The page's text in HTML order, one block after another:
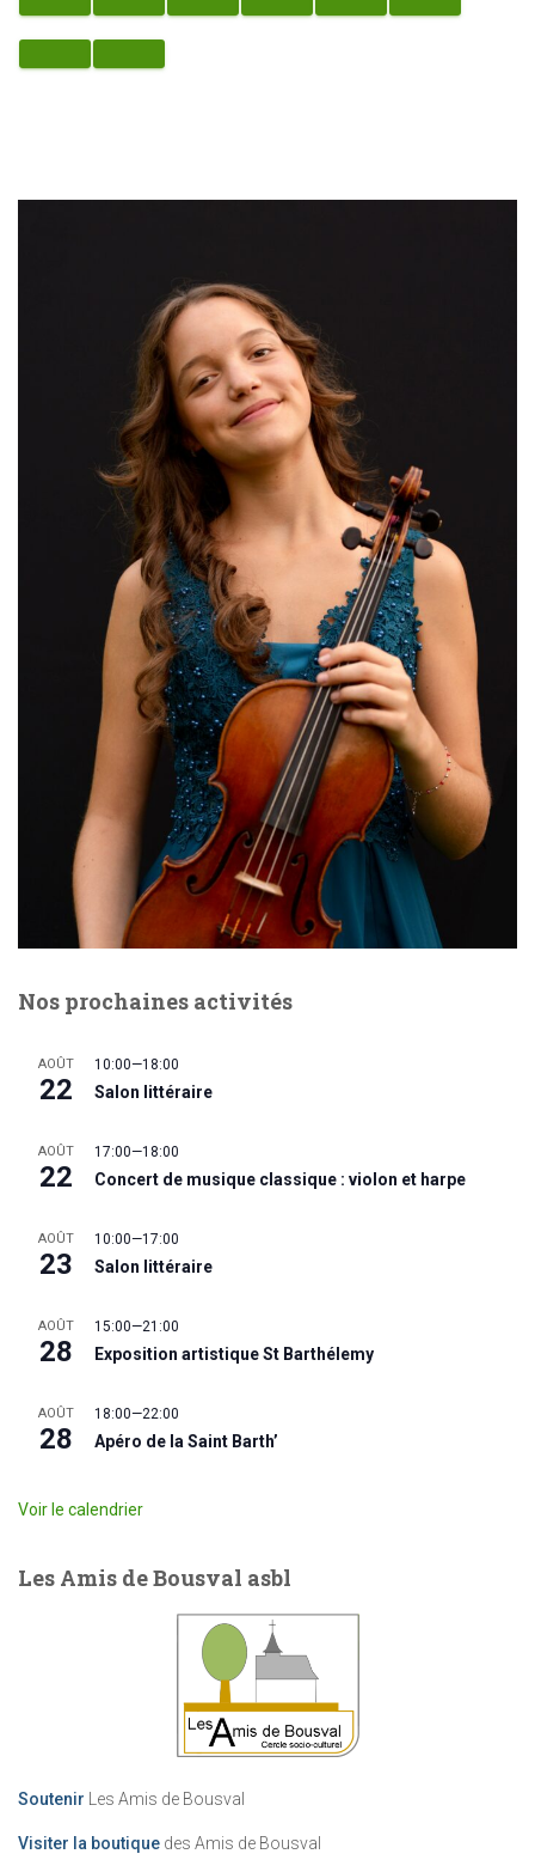
Nos prochaines activités
AOÛT
22
10:00—18:00
Salon littéraire
AOÛT
22
17:00—18:00
Concert de musique classique : violon et harpe
AOÛT
23
10:00—17:00
Salon littéraire
AOÛT
28
15:00—21:00
Exposition artistique St Barthélemy
AOÛT
28
18:00—22:00
Apéro de la Saint Barth’
Voir le calendrier
Les Amis de Bousval asbl
Soutenir Les Amis de Bousval
Visiter la boutique des Amis de Bousval